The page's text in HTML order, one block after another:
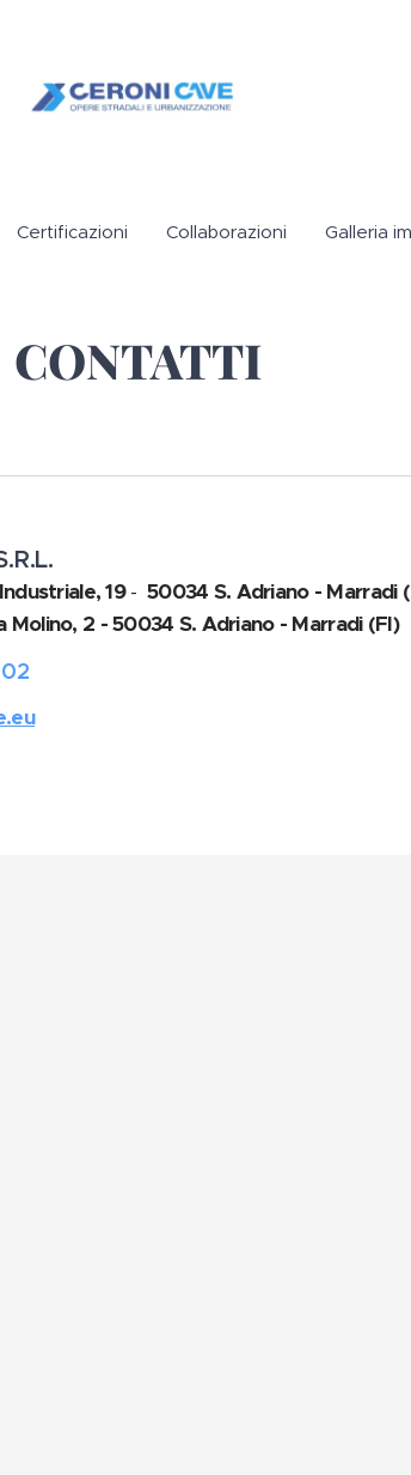
Certificazioni Collaborazioni Galleria
CONTATTI
19-50034 S. Adriano - Marradi
Molino, 2 - 50034 S. Adriano - Marradi (FI)